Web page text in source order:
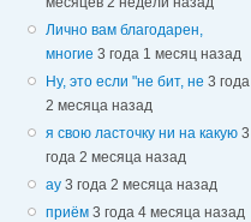
Лично вам благодарен,
многие 3 года 1 месяц назад
Ну, это если "не бит, не 3 года
2 месяца назад
я свою ласточку ни на какую 3
года 2 месяца назад
ау 3 года 2 месяца назад
приём 3 года 4 месяца назад